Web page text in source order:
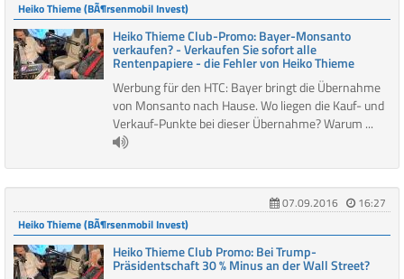
Heiko Thieme (BÃ¶rsenmobil Invest)
Heiko Thieme Club-Promo: Bayer-Monsanto
verkaufen? - Verkaufen Sie sofort alle
Rentenpapiere - die Fehler von Heiko Thieme
Werbung für den HTC: Bayer bringt die Übernahme
von Monsanto nach Hause. Wo liegen die Kauf- und
Verkauf-Punkte bei dieser Übernahme? Warum ...
07.09.2016
16:27
Heiko Thieme (BÃ¶rsenmobil Invest)
Heiko Thieme Club Promo: Bei Trump-
Präsidentschaft 30 % Minus an der Wall Street?